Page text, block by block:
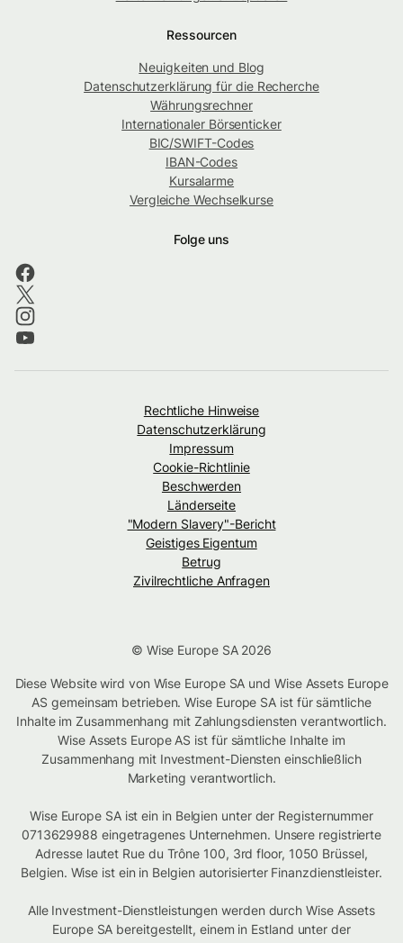
Ressourcen
Neuigkeiten und Blog
Datenschutzerklärung für die Recherche
Währungsrechner
Internationaler Börsenticker
BIC/SWIFT-Codes
IBAN-Codes
Kursalarme
Vergleiche Wechselkurse
Folge uns
Rechtliche Hinweise
Datenschutzerklärung
Impressum
Cookie-Richtlinie
Beschwerden
Länderseite
"Modern Slavery"-Bericht
Geistiges Eigentum
Betrug
Zivilrechtliche Anfragen
© Wise Europe SA 2026
Diese Website wird von Wise Europe SA und Wise Assets Europe
AS gemeinsam betrieben. Wise Europe SA ist für sämtliche
Inhalte im Zusammenhang mit Zahlungsdiensten verantwortlich.
Wise Assets Europe AS ist für sämtliche Inhalte im
Zusammenhang mit Investment-Diensten einschließlich
Marketing verantwortlich.
Wise Europe SA ist ein in Belgien unter der Registernummer
0713629988 eingetragenes Unternehmen. Unsere registrierte
Adresse lautet Rue du Trône 100, 3rd floor, 1050 Brüssel,
Belgien. Wise ist ein in Belgien autorisierter Finanzdienstleister.
Alle Investment-Dienstleistungen werden durch Wise Assets
Europe SA bereitgestellt, einem in Estland unter der